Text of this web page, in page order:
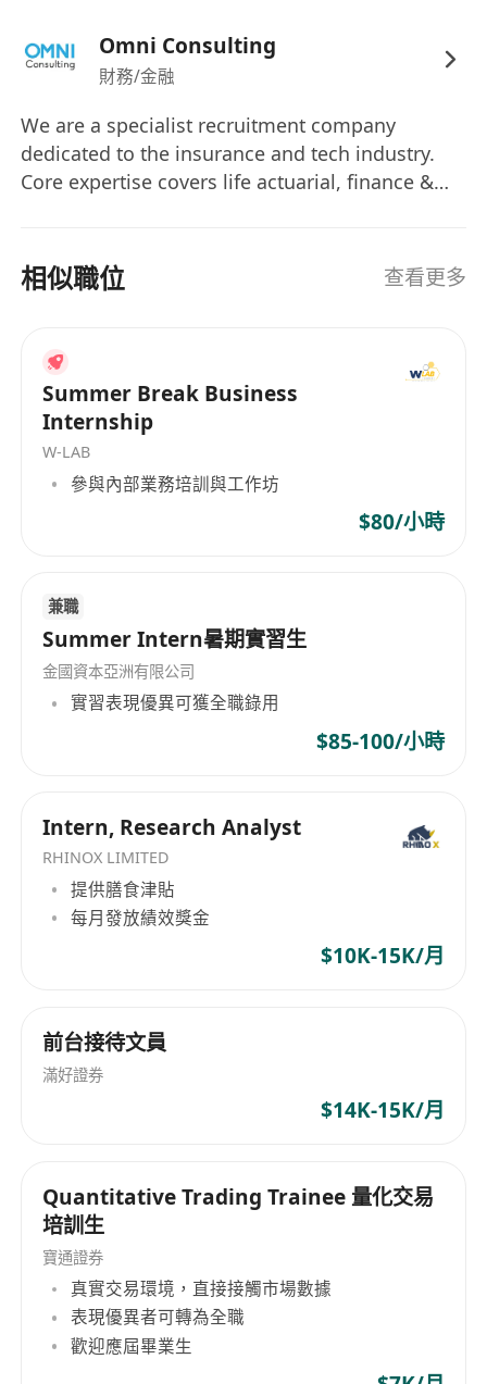
Omni Consulting
財務/金融
We are a specialist recruitment company
dedicated to the insurance and tech industry.
Core expertise covers life actuarial, finance &
相似職位 查看更多
Summer Break Business
Internship
W-LAB
參與內部業務培訓與工作坊
$80/小時
兼職
Summer Intern暑期實習生
金國資本亞洲有限公司
實習表現優異可獲全職錄用
$85-100/小時
Intern, Research Analyst
RHINOX LIMITED
提供膳食津貼
每月發放績效獎金
$10K-15K/月
前台接待文員
滿好證券
$14K-15K/月
Quantitative Trading Trainee 量化交易
培訓生
寶通證券
真實交易環境，直接接觸市場數據
表現優異者可轉為全職
歡迎應屆畢業生